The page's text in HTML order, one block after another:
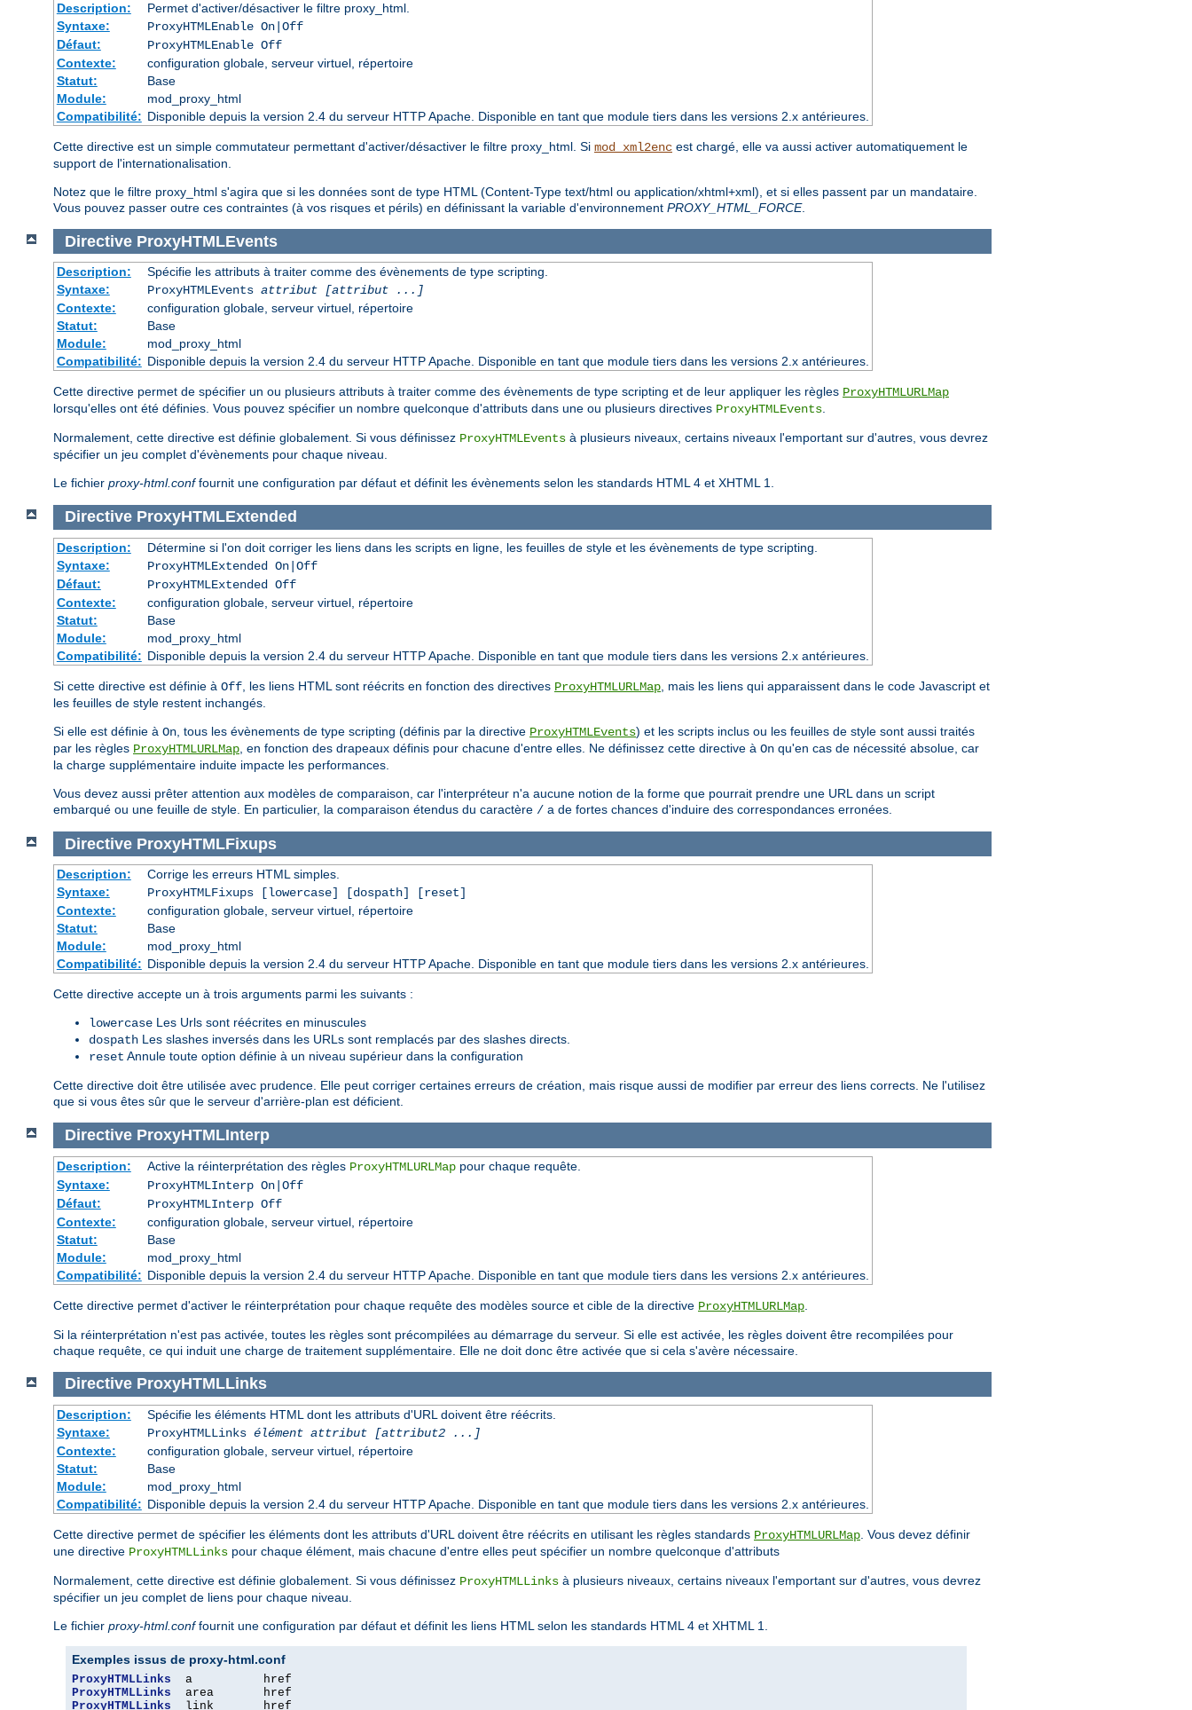
Description:
Permet d'activer/désactiver le filtre proxy_html.
Syntaxe:
ProxyHTMLEnable On|Off
Défaut:
ProxyHTMLEnable Off
Contexte:
configuration globale, serveur virtuel, répertoire
Statut:
Base
Module:
mod_proxy_html
Compatibilité: Disponible depuis la version 2.4 du serveur HTTP Apache. Disponible en tant que module tiers dans les versions 2.x antérieures.
Cette directive est un simple commutateur permettant d'activer/désactiver le filtre proxy_html. Si mod_xml2enc est chargé, elle va aussi activer automatiquement le
support de l'internationalisation.
Notez que le filtre proxy_html s'agira que si les données sont de type HTML (Content-Type text/html ou application/xhtml+xml), et si elles passent par un mandataire.
Vous pouvez passer outre ces contraintes (à vos risques et périls) en définissant la variable d'environnement PROXY_HTML_FORCE.
Directive ProxyHTMLEvents
Description:
Spécifie les attributs à traiter comme des évènements de type scripting.
Syntaxe:
ProxyHTMLEvents attribut [attribut ...]
Contexte:
configuration globale, serveur virtuel, répertoire
Statut:
Base
Module:
mod_proxy_html
Compatibilité: Disponible depuis la version 2.4 du serveur HTTP Apache. Disponible en tant que module tiers dans les versions 2.x antérieures.
Cette directive permet de spécifier un ou plusieurs attributs à traiter comme des évènements de type scripting et de leur appliquer les règles ProxyHTMLURLMap
lorsqu'elles ont été définies. Vous pouvez spécifier un nombre quelconque d'attributs dans une ou plusieurs directives ProxyHTMLEvents.
Normalement, cette directive est définie globalement. Si vous définissez ProxyHTMLEvents à plusieurs niveaux, certains niveaux l'emportant sur d'autres, vous devrez
spécifier un jeu complet d'évènements pour chaque niveau.
Le fichier proxy-html.conffournit une configuration par défaut et définit les évènements selon les standards HTML 4 et XHTML 1.
Directive ProxyHTMLExtended
Description:
Détermine si l'on doit corriger les liens dans les scripts en ligne, les feuilles de style et les évènements de type scripting.
Syntaxe:
ProxyHTMLExtended On|Off
Défaut:
ProxyHTMLExtended Off
Contexte:
configuration globale, serveur virtuel, répertoire
Statut:
Base
Module:
mod_proxy_html
Compatibilité: Disponible depuis la version 2.4 du serveur HTTP Apache. Disponible en tant que module tiers dans les versions 2.x antérieures.
Si cette directive est définie à Off , les liens HTML sont réécrits en fonction des directives ProxyHTMLURLMap , mais les liens qui apparaissent dans le code Javascript et
les feuilles de style restent inchangés.
Si elle est définie à On , tous les évènements de type scripting (définis par la directive ProxyHTMLEvents) et les scripts inclus ou les feuilles de style sont aussi traités
par les règles ProxyHTMLURLMap , en fonction des drapeaux définis pour chacune d'entre elles. Ne définissez cette directive à On qu'en cas de nécessité absolue, car
la charge supplémentaire induite impacte les performances.
Vous devez aussi prêter attention aux modèles de comparaison, car l'interpréteur n'a aucune notion de la forme que pourrait prendre une URL dans un script
embarqué ou une feuille de style. En particulier, la comparaison étendus du caractère / a de fortes chances d'induire des correspondances erronées.
Directive ProxyHTMLFixups
Description:
Corrige les erreurs HTML simples.
Syntaxe:
ProxyHTMLFixups [lowercase] [dospath] [reset]
Contexte:
configuration globale, serveur virtuel, répertoire
Statut:
Base
Module:
mod_proxy_html
Compatibilité: Disponible depuis la version 2.4 du serveur HTTP Apache. Disponible en tant que module tiers dans les versions 2.x antérieures.
Cette directive accepte un à trois arguments parmi les suivants :
lowercase Les Urls sont réécrites en minuscules
dospath Les slashes inversés dans les URLs sont remplacés par des slashes directs.
reset Annule toute option définie à un niveau supérieur dans la configuration
Cette directive doit être utilisée avec prudence. Elle peut corriger certaines erreurs de création, mais risque aussi de modifier par erreur des liens corrects. Ne l'utilisez
que si vous êtes sûr que le serveur d'arrière-plan est déficient.
Directive ProxyHTMLInterp
Description: Active la réinterprétation des règles ProxyHTMLURLMappour chaque requête.
Syntaxe:
ProxyHTMLInterp On|Off
Défaut:
ProxyHTMLInterp Off
Contexte:
configuration globale, serveur virtuel, répertoire
Statut:
Base
Module:
mod_proxy_html
Compatibilité: Disponible depuis la version 2.4 du serveur HTTP Apache. Disponible en tant que module tiers dans les versions 2.x antérieures.
Cette directive permet d'activer le réinterprétation pour chaque requête des modèles source et cible de la directive ProxyHTMLURLMap
Si la réinterprétation n'est pas activée, toutes les règles sont précompilées au démarrage du serveur. Si elle est activée, les règles doivent être recompilées pour
chaque requête, ce qui induit une charge de traitement supplémentaire. Elle ne doit donc être activée que si cela s'avère nécessaire.
Directive ProxyHTMLLinks
Description:
Spécifie les éléments HTML dont les attributs d'URL doivent être réécrits.
Syntaxe:
ProxyHTMLLinks élément attribut [attribut2 ...]
Contexte:
configuration globale, serveur virtuel, répertoire
Statut:
Base
Module:
mod_proxy_html
Compatibilité: Disponible depuis la version 2.4 du serveur HTTP Apache. Disponible en tant que module tiers dans les versions 2.x antérieures.
Cette directive permet de spécifier les éléments dont les attributs d'URL doivent être réécrits en utilisant les règles standards ProxyHTMLURLMap . Vous devez définir
une directive ProxyHTMLLinks pour chaque élément, mais chacune d'entre elles peut spécifier un nombre quelconque d'attributs
Normalement, cette directive est définie globalement. Si vous définissez ProxyHTMLLinks à plusieurs niveaux, certains niveaux l'emportant sur d'autres, vous devrez
spécifier un jeu complet de liens pour chaque niveau.
Le fichier proxy-html.conffournit une configuration par défaut et définit les liens HTML selon les standards HTML 4 et XHTML 1.
Exemples issus de proxy-html.conf
ProxyHTMLLinks
ProxyHTMLLinks
ProxyHTMLLinks